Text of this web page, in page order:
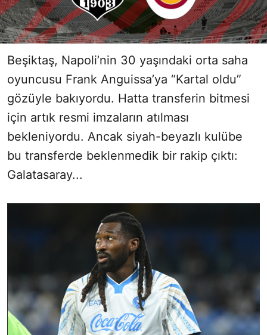
Beşiktaş, Napoli’nin 30 yaşındaki orta saha
oyuncusu Frank Anguissa’ya “Kartal oldu”
gözüyle bakıyordu. Hatta transferin bitmesi
için artık resmi imzaların atılması
bekleniyordu. Ancak siyah-beyazlı kulübe
bu transferde beklenmedik bir rakip çıktı:
Galatasaray...